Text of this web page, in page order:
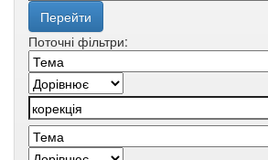
Поточні фільтри: